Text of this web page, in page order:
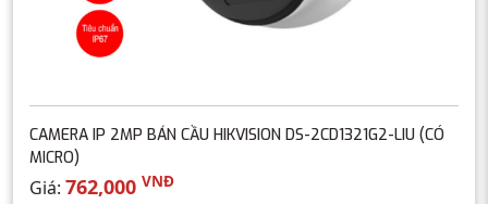
CAMERA IP 2MP BÁN CẦU HIKVISION DS-2CD1321G2-LIU (CÓ
MICRO)
Giá: 762,000 VNĐ